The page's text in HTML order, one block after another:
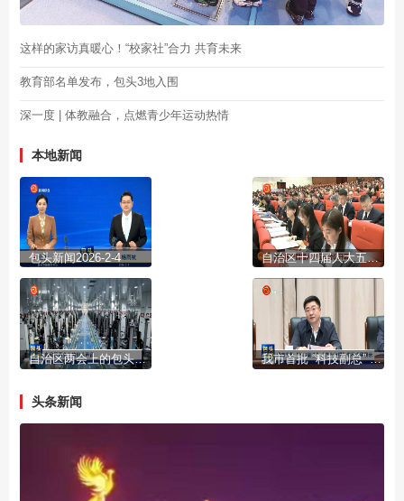
这样的家访真暖心！“校家社”合力 共育未来
教育部名单发布，包头3地入围
深一度 | 体教融合，点燃青少年运动热情
本地新闻
包头新闻2026-2-4 自治区十四届人大五次会议开幕
自治区两会上的包头声音 我市首批 “科技副总” “产业教授”进行成果展示
头条新闻